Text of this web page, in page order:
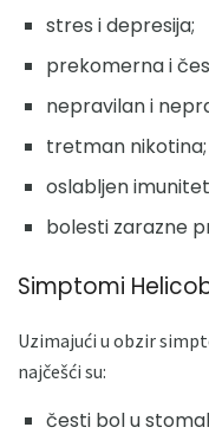
stres i depresija;
prekomerna i
nepravilan i
tretman nikotina;
oslabljen
bolesti zarazne
Simptomi
Uzimajući u obzir
najčešći su:
česti bol u